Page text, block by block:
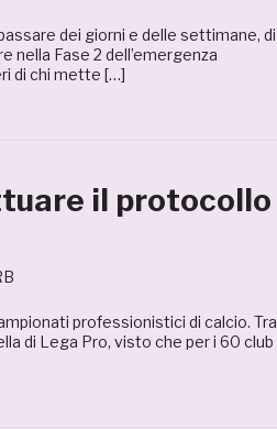
dei giorni e delle settimane, di
nella Fase 2 dell’emergenza
di chi mette […]
il protocollo
professionistici di calcio. Tra
di Lega Pro, visto che per i 60 club